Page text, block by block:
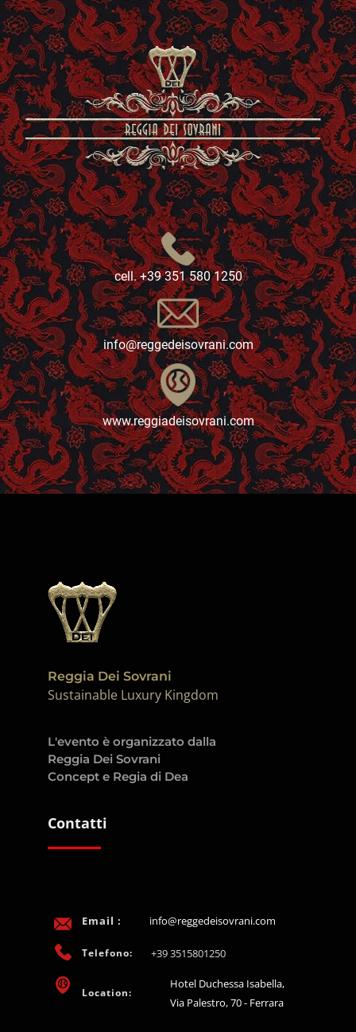
cell. +39 351 580 1250
info@reggedeisovrani.com
www.reggiadeisovrani.com
Reggia Dei Sovrani
Sustainable Luxury Kingdom
L'evento è organizzato dalla
Reggia Dei Sovrani
Concept e Regia di Dea
Contatti
Email : info@reggedeisovrani.com
Telefono: +39 3515801250
Location:
Hotel Duchessa Isabella,
Via Palestro, 70 - Ferrara